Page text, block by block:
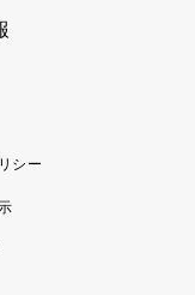
シー